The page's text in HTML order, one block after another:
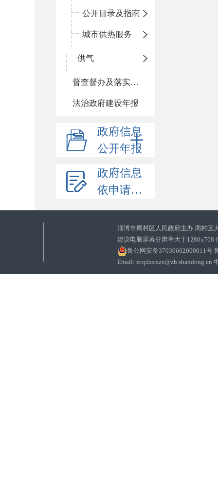
公开目录及指南
城市供热服务
供气
督查督办及落实整改情况
法治政府建设年报
政府信息
公开年报
政府信息
依申请公开
淄博市周村区人民政府主办 周村区
建议电脑屏幕分辨率大于1280x768
鲁公网安备37030602000011号
Email: zcqdzxxzx@zb.shandong.cn